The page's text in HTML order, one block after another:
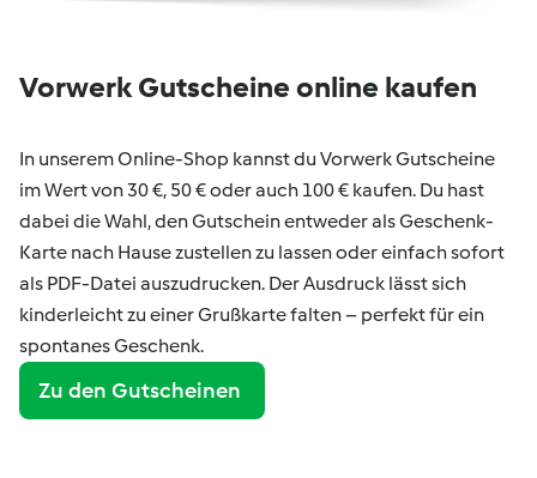
Vorwerk Gutscheine online kaufen
In unserem Online-Shop kannst du Vorwerk Gutscheine
im Wert von 30 €, 50 € oder auch 100 € kaufen. Du hast
dabei die Wahl, den Gutschein entweder als Geschenk-
Karte nach Hause zustellen zu lassen oder einfach sofort
als PDF-Datei auszudrucken. Der Ausdruck lässt sich
kinderleicht zu einer Grußkarte falten – perfekt für ein
spontanes Geschenk.
Zu den Gutscheinen